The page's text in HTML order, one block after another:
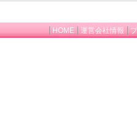
HOME 運営会社情報